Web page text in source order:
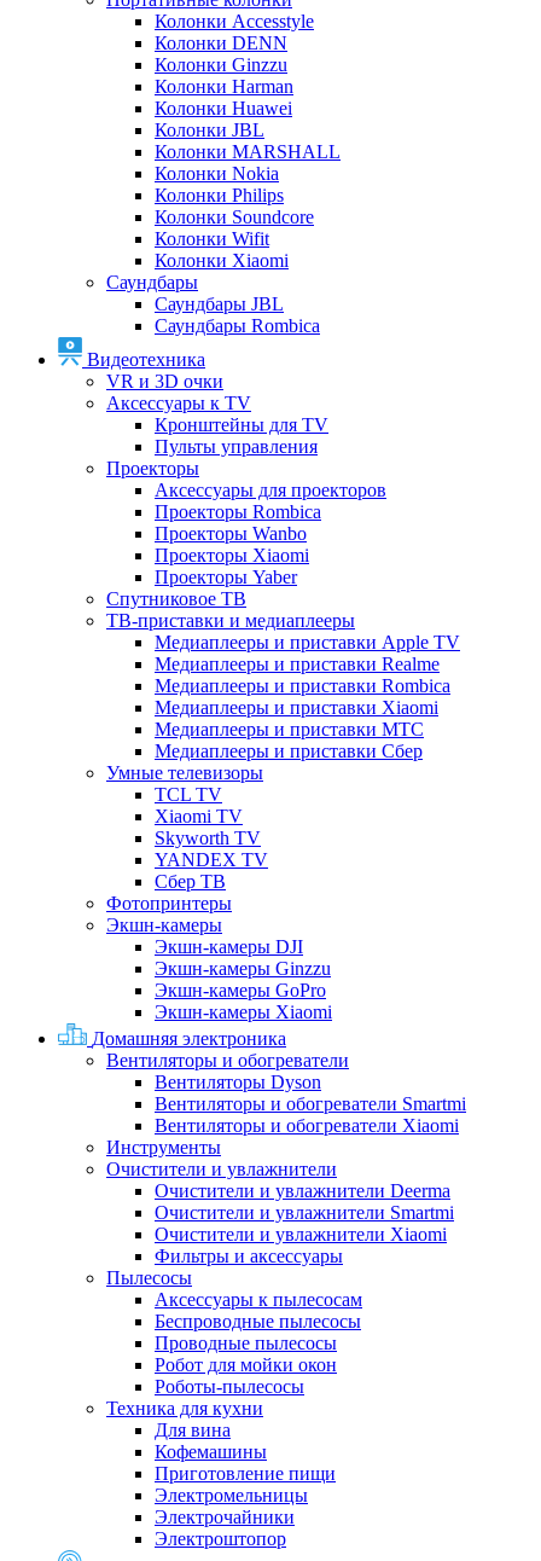
Колонки Accesstyle
Колонки DENN
Колонки Ginzzu
Колонки Harman
Колонки Huawei
Колонки JBL
Колонки MARSHALL
Колонки Nokia
Колонки Philips
Колонки Soundcore
Колонки Wifit
Колонки Xiaomi
Саундбары
Саундбары JBL
Саундбары Rombica
Видеотехника
VR и 3D очки
Аксессуары к TV
Кронштейны для TV
Пульты управления
Проекторы
Аксессуары для проекторов
Проекторы Rombica
Проекторы Wanbo
Проекторы Xiaomi
Проекторы Yaber
Спутниковое ТВ
ТВ-приставки и медиаплееры
Медиаплееры и приставки Apple TV
Медиаплееры и приставки Realme
Медиаплееры и приставки Rombica
Медиаплееры и приставки Xiaomi
Медиаплееры и приставки МТС
Медиаплееры и приставки Сбер
Умные телевизоры
TCL TV
Xiaomi TV
Skyworth TV
YANDEX TV
Сбер ТВ
Фотопринтеры
Экшн-камеры
Экшн-камеры DJI
Экшн-камеры Ginzzu
Экшн-камеры GoPro
Экшн-камеры Xiaomi
Домашняя электроника
Вентиляторы и обогреватели
Вентиляторы Dyson
Вентиляторы и обогреватели Smartmi
Вентиляторы и обогреватели Xiaomi
Инструменты
Очистители и увлажнители
Очистители и увлажнители Deerma
Очистители и увлажнители Smartmi
Очистители и увлажнители Xiaomi
Фильтры и аксессуары
Пылесосы
Аксессуары к пылесосам
Беспроводные пылесосы
Проводные пылесосы
Робот для мойки окон
Роботы-пылесосы
Техника для кухни
Для вина
Кофемашины
Приготовление пищи
Электромельницы
Электрочайники
Электроштопор